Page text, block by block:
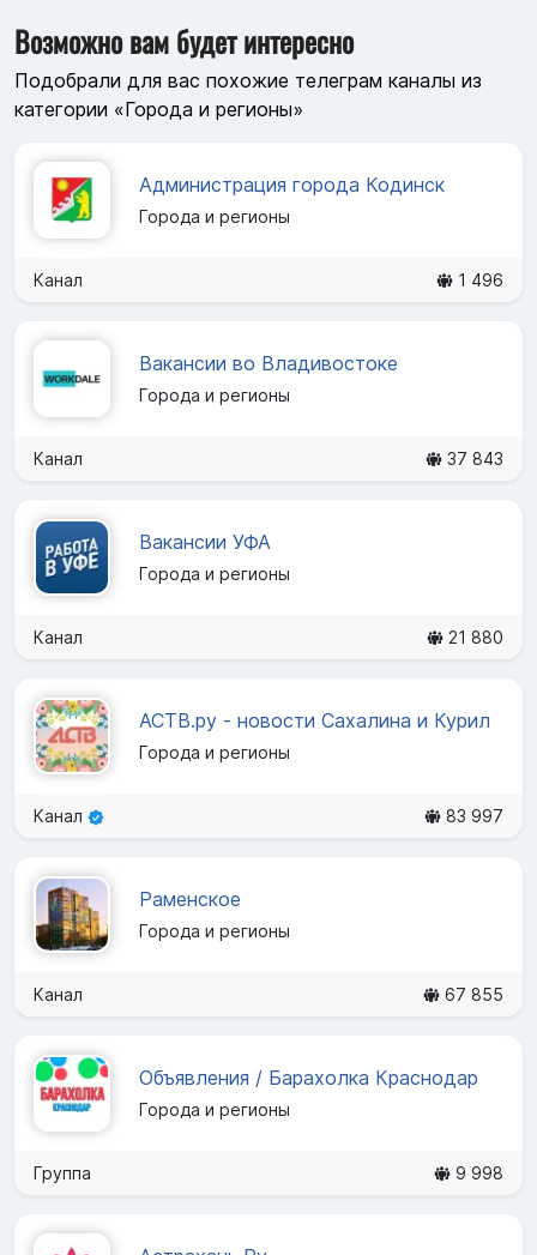
Возможно вам будет интересно
Подобрали для вас похожие телеграм каналы из
категории «Города и регионы»
Администрация города Кодинск
Города и регионы
Канал 1 496
Вакансии во Владивостоке
Города и регионы
Канал 37 843
Вакансии УФА
Города и регионы
Канал 21 880
АСТВ.ру - новости Сахалина и Курил
Города и регионы
Канал 83 997
Раменское
Города и регионы
Канал 67 855
Объявления / Барахолка Краснодар
Города и регионы
Группа 9 998